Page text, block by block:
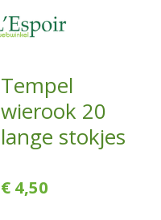
Tempel
wierook 20
lange stokjes
€ 4,50